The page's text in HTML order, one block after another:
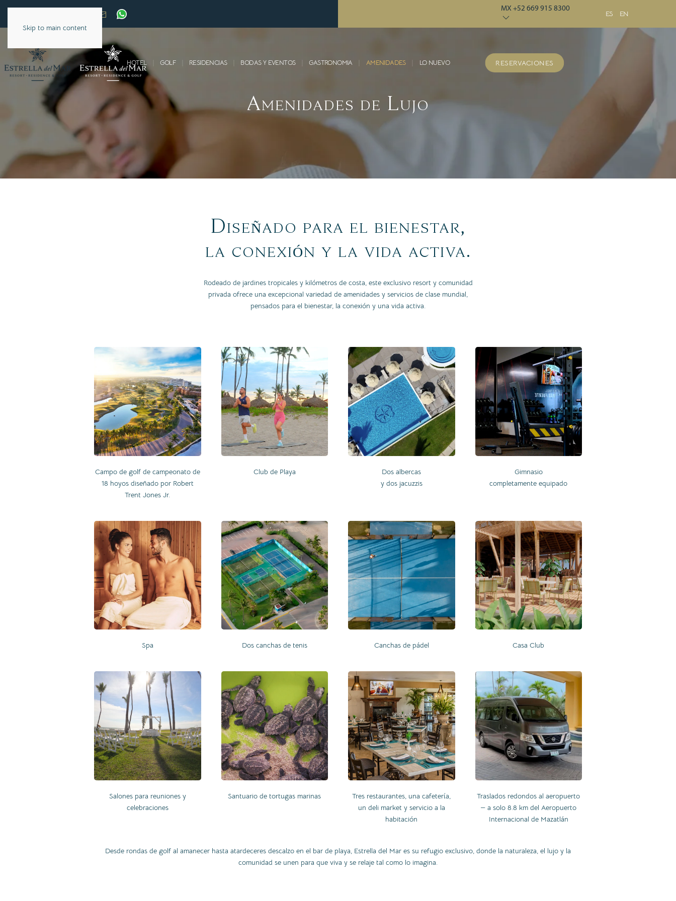
Skip to main content
MX +52 669 915 8300
ES EN
HOTEL GOLF RESIDENCIAS BODAS Y EVENTOS GASTRONOMIA AMENIDADES LO NUEVO RESERVACIONES
Amenidades de Lujo
Diseñado para el bienestar,
la conexión y la vida activa.
Rodeado de jardines tropicales y kilómetros de costa, este exclusivo resort y comunidad
privada ofrece una excepcional variedad de amenidades y servicios de clase mundial,
pensados para el bienestar, la conexión y una vida activa.
Campo de golf de campeonato de
18 hoyos diseñado por Robert
Trent Jones Jr.
Club de Playa
Dos albercas
y dos jacuzzis
Gimnasio
completamente equipado
Spa Dos canchas de tenis Canchas de pádel Casa Club
Salones para reuniones y
celebraciones
Santuario de tortugas marinas
Tres restaurantes, una cafetería,
un deli market y servicio a la
habitación
Traslados redondos al aeropuerto
— a solo 8.8 km del Aeropuerto
Internacional de Mazatlán
Desde rondas de golf al amanecer hasta atardeceres descalzo en el bar de playa, Estrella del Mar es su refugio exclusivo, donde la naturaleza, el lujo y la
comunidad se unen para que viva y se relaje tal como lo imagina.